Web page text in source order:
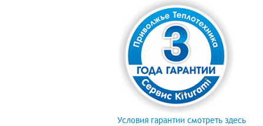
Условия гарантии смотреть здесь